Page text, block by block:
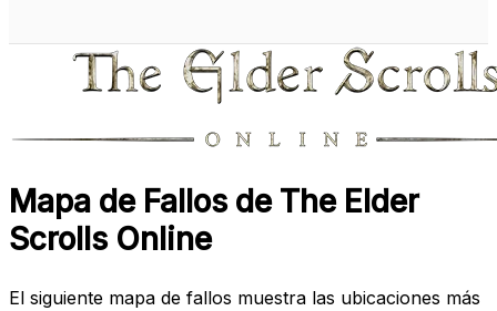
Mapa de Fallos de The Elder
Scrolls Online
El siguiente mapa de fallos muestra las ubicaciones más